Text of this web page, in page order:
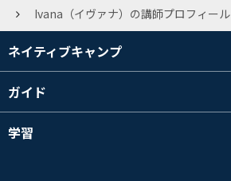
Ivana（イヴァナ）の講師プロフィール
ネイティブキャンプ
ガイド
学習